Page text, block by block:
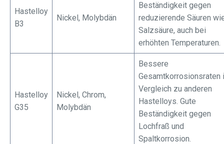
Hastelloy
B3
Nickel, Molybdän
Beständigkeit gegen
reduzierende Säuren
Salzsäure, auch bei
erhöhten Temperaturen.
Hastelloy
G35
Nickel, Chrom,
Molybdän
Bessere
Gesamtkorrosionsraten
Vergleich zu anderen
Hastelloys. Gute
Beständigkeit gegen
Lochfraß und
Spaltkorrosion.